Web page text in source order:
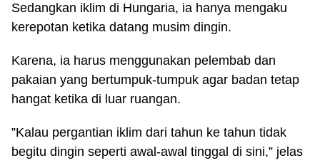
Sedangkan iklim di Hungaria, ia hanya mengaku
kerepotan ketika datang musim dingin.
Karena, ia harus menggunakan pelembab dan
pakaian yang bertumpuk-tumpuk agar badan tetap
hangat ketika di luar ruangan.
”Kalau pergantian iklim dari tahun ke tahun tidak
begitu dingin seperti awal-awal tinggal di sini,” jelas